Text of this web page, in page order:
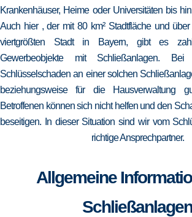
Krankenhäuser, Heime oder Universitäten bis
Auch hier , der mit 80 km² Stadtfläche und
viertgrößten Stadt in Bayern, gibt es
Gewerbeobjekte mit Schließanlagen.
Schlüsselschaden an einer solchen
beziehungsweise für die Hausverwaltung
Betroffenen können sich nicht helfen und den
beseitigen. In dieser Situation sind wir vom
richtige Ansprechpartner.
Allgemeine
Schließanlagen